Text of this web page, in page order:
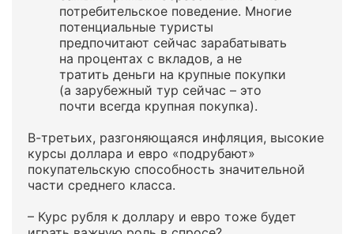
потребительское поведение. Многие
потенциальные туристы
предпочитают сейчас зарабатывать
на процентах с вкладов, а не
тратить деньги на крупные покупки
(а зарубежный тур сейчас – это
почти всегда крупная покупка).
В-третьих, разгоняющаяся инфляция, высокие
курсы доллара и евро «подрубают»
покупательскую способность значительной
части среднего класса.
– Курс рубля к доллару и евро тоже будет